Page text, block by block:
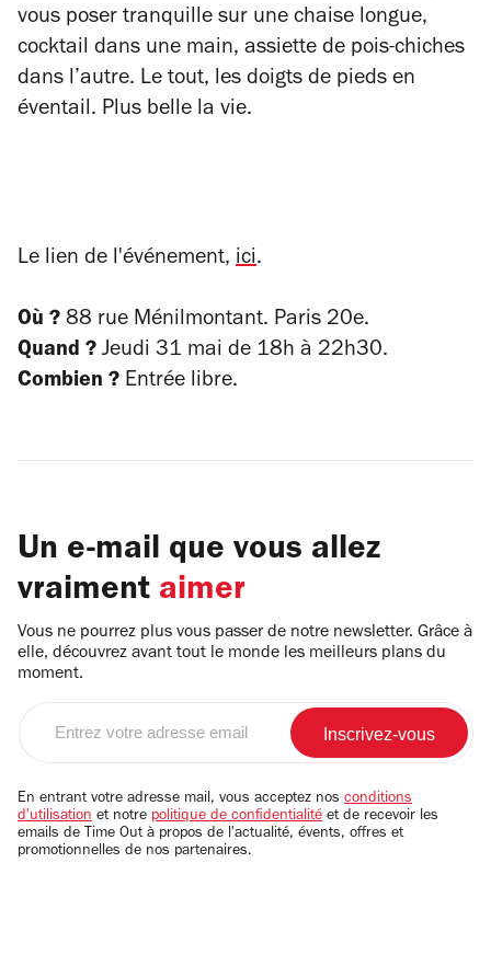
vous poser tranquille sur une chaise longue,
cocktail dans une main, assiette de pois-chiches
dans l’autre. Le tout, les doigts de pieds en
éventail. Plus belle la vie.
Le lien de l'événement, ici.
Où ? 88 rue Ménilmontant. Paris 20e.
Quand ? Jeudi 31 mai de 18h à 22h30.
Combien ? Entrée libre.
Un e-mail que vous allez
vraiment aimer
Vous ne pourrez plus vous passer de notre newsletter. Grâce à
elle, découvrez avant tout le monde les meilleurs plans du
moment.
email
En entrant votre adresse mail, vous acceptez nos conditions
d'utilisation et notre politique de confidentialité et de recevoir les
emails de Time Out à propos de l'actualité, évents, offres et
promotionnelles de nos partenaires.